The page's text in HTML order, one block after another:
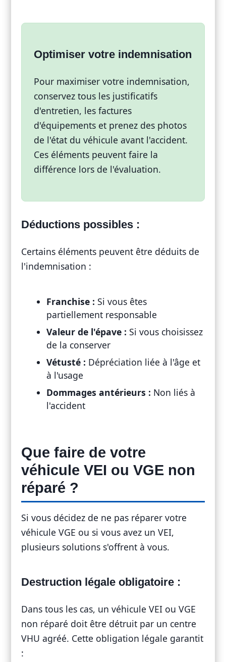
Optimiser votre indemnisation
Pour maximiser votre indemnisation,
conservez tous les justificatifs
d'entretien, les factures
d'équipements et prenez des photos
de l'état du véhicule avant l'accident.
Ces éléments peuvent faire la
différence lors de l'évaluation.
Déductions possibles :
Certains éléments peuvent être déduits de
l'indemnisation :
Franchise : Si vous êtes
partiellement responsable
Valeur de l'épave : Si vous choisissez
de la conserver
Vétusté : Dépréciation liée à l'âge et
à l'usage
Dommages antérieurs : Non liés à
l'accident
Que faire de votre
véhicule VEI ou VGE non
réparé ?
Si vous décidez de ne pas réparer votre
véhicule VGE ou si vous avez un VEI,
plusieurs solutions s'offrent à vous.
Destruction légale obligatoire :
Dans tous les cas, un véhicule VEI ou VGE
non réparé doit être détruit par un centre
VHU agréé. Cette obligation légale garantit
: